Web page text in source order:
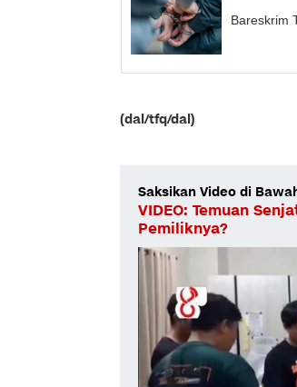
Bareskrim
(dal/tfq/dal)
Saksikan Video di
VIDEO: Temuan
Pemiliknya?